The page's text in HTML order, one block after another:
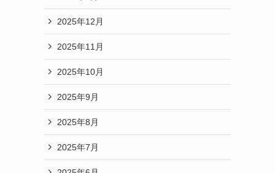
2025年12月
2025年11月
2025年10月
2025年9月
2025年8月
2025年7月